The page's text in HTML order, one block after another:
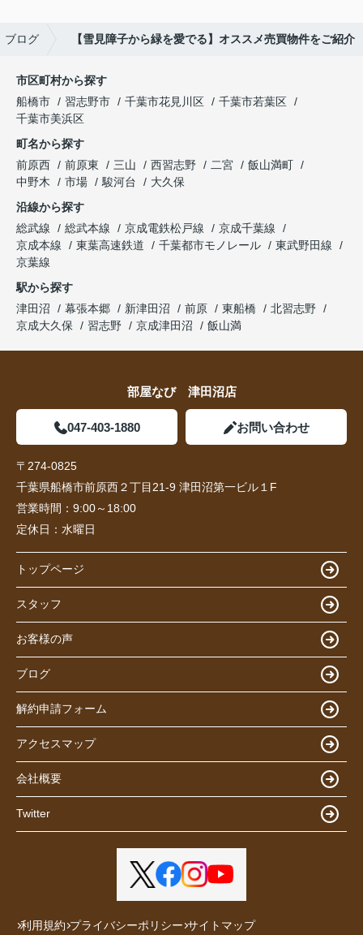
ブログ 【雪見障子から緑を愛でる】オススメ売買物件をご紹介
市区町村から探す
船橋市
習志野市 千葉市花見川区
千葉市若葉区
千葉市美浜区
町名から探す
前原西
前原東 三山 西習志野 二宮
飯山満町
中野木
市場 駿河台
大久保
沿線から探す
総武線
総武本線 京成電鉄松戸線
京成千葉線
京成本線
東葉高速鉄道 千葉都市モノレール
東武野田線
京葉線
駅から探す
津田沼
幕張本郷 新津田沼 前原 東船橋
北習志野
京成大久保
習志野 京成津田沼 飯山満
部屋なび 津田沼店
047-403-1880 お問い合わせ
〒274-0825
千葉県船橋市前原西２丁目21-9 津田沼第一ビル１F
営業時間： 9:00～18:00
定休日： 水曜日
トップページ
スタッフ
お客様の声
ブログ
解約申請フォーム
アクセスマップ
会社概要
Twitter
利用規約 プライバシーポリシー サイトマップ